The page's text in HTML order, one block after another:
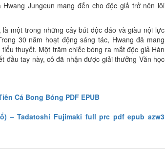
Jungeun mang đến cho độc giả trở nên lôi
một trong những cây bút độc đáo và giàu nội lực
30 năm hoạt động sáng tác, Hwang đã mang
thuyết. Một trăm chiếc bóng ra mắt độc giả Hàn
đầu tay này, cô đã nhận được giải thưởng Văn học
Cá Bong Bóng PDF EPUB
– Tadatoshi Fujimaki full prc pdf epub azw3